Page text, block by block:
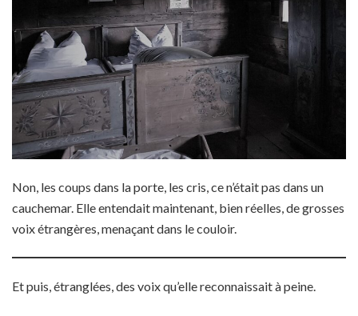
Non, les coups dans la porte, les cris, ce n’était pas dans un
cauchemar. Elle entendait maintenant, bien réelles, de grosses
voix étrangères, menaçant dans le couloir.
Et puis, étranglées, des voix qu’elle reconnaissait à peine.